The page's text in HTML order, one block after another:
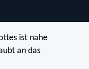
ist nahe
an das